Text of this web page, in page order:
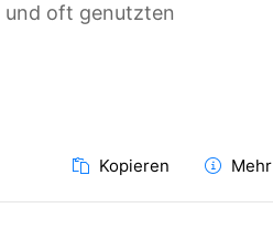
und oft genutzten
Kopieren Mehr